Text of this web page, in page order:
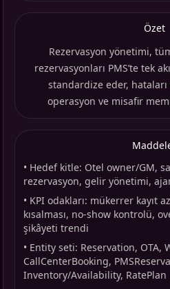
Özet
Rezervasyon yönetimi,
rezervasyonları PMS’te tek
standardize eder, hataları
operasyon ve misafir
• Hedef kitle: Otel owner/GM,
rezervasyon, gelir yönetimi,
• KPI odakları: mükerrer kayıt
kısalması, no-show kontrolü,
şikâyeti trendi
• Entity seti: Reservation, OTA,
CallCenterBooking,
Inventory/Availability, RatePlan